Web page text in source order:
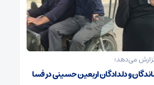
می‌دهد؛
و دلدادگان اربعین حسینی در فسا